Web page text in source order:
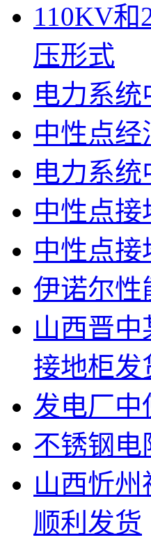
110KV
压形式
电力系
中性点
电力系
中性点
中性点
伊诺尔性
山西晋
接地柜发
发电厂
不锈钢电
山西忻
顺利发货